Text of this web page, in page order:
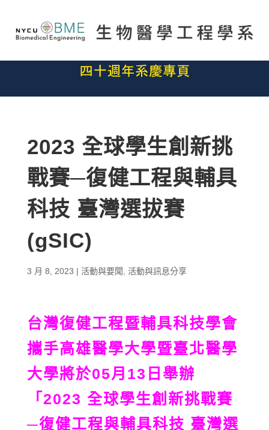
2023 全球學生創新挑
戰賽─復健工程與輔具
科技 臺灣選拔賽
(gSIC)
3 月 8, 2023 | 活動與要聞 活動與訊息分享
台灣復健工程暨輔具科技學會
攜手高雄醫學大學暨臺北醫學
大學將於05月13日舉辦
「2023 全球學生創新挑戰賽
─復健工程與輔具科技 臺灣選